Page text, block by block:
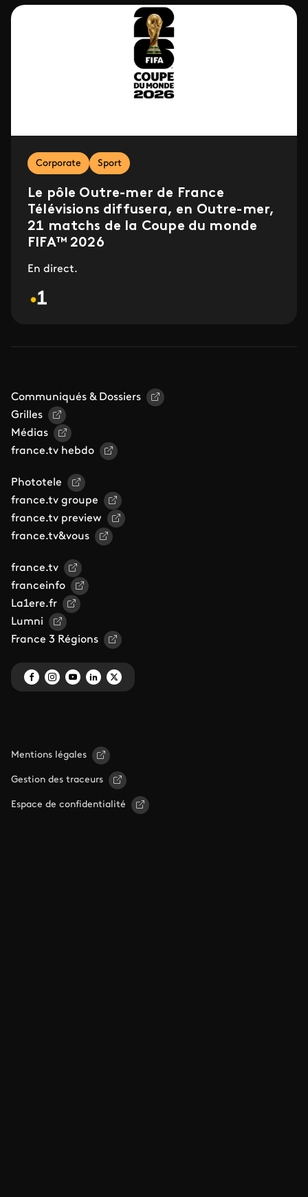
Corporate Sport
Le pôle Outre-mer de France
Télévisions diffusera, en Outre-mer,
21 matchs de la Coupe du monde
FIFA™ 2026
En direct.
Communiqués & Dossiers
Grilles
Médias
france.tv hebdo
Phototele
france.tv groupe
france.tv preview
france.tv&vous
france.tv
franceinfo
La1ere.fr
Lumni
France 3 Régions
Mentions légales
Gestion des traceurs
Espace de confidentialité